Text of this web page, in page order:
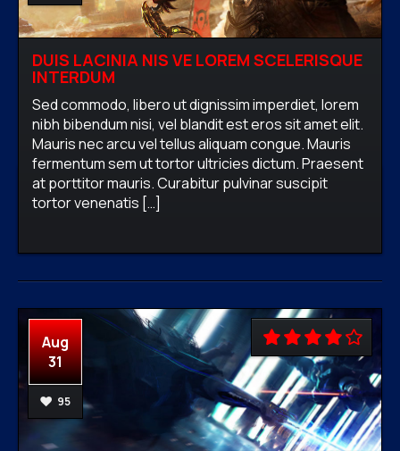
DUIS LACINIA NIS VE LOREM SCELERISQUE
INTERDUM
Sed commodo, libero ut dignissim imperdiet, lorem
nibh bibendum nisi, vel blandit est eros sit amet elit.
Mauris nec arcu vel tellus aliquam congue. Mauris
fermentum sem ut tortor ultricies dictum. Praesent
at porttitor mauris. Curabitur pulvinar suscipit
tortor venenatis […]
firewavadmin
No comments
Aug
31
95